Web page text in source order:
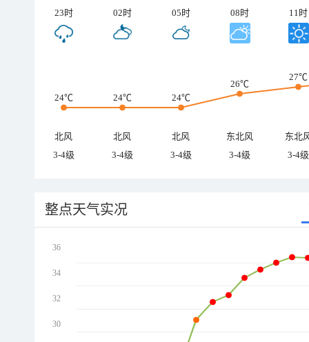
23时 02时 05时 08时 11时
24℃ 24℃ 24℃
26℃
27℃
北风 北风 北风 东北风
东北
3-4级
3-4级 3-4级 3-4级 3-4级
整点天气实况
36
34
32
30